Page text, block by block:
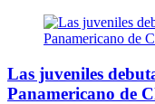
Las juveniles
Panamericano de